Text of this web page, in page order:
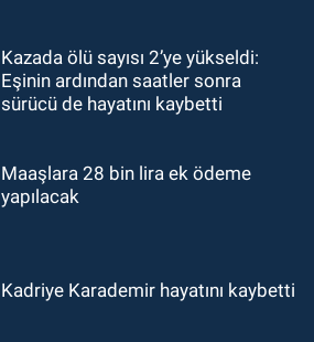
Kazada ölü sayısı 2’ye yükseldi:
Eşinin ardından saatler sonra
sürücü de hayatını kaybetti
Maaşlara 28 bin lira ek ödeme
yapılacak
Kadriye Karademir hayatını kaybetti